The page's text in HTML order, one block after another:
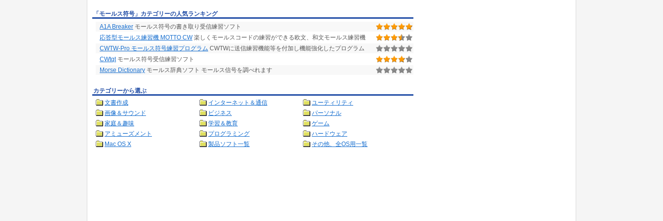
「モールス符号」カテゴリーの人気ランキング
A1A Breaker モールス符号の書き取り受信練習ソフト
応答型モールス練習機 MOTTO CW楽しくモールスコードの練習ができる欧文、和文モールス練習機
CWTW-Pro モールス符号練習プログラム CWTWに送信練習機能等を付加し機能強化したプログラム
CWtqtモールス符号受信練習ソフト
Morse Dictionary モールス辞典ソフト モールス信号を調べれます
カテゴリーから選ぶ
文書作成
インターネット＆通信
ユーティリティ
画像＆サウンド
ビジネス
パーソナル
家庭＆趣味
学習＆教育
ゲーム
アミューズメント
プログラミング
ハードウェア
Mac OS X
製品ソフト一覧 その他、全OS用一覧